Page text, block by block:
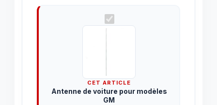
CET ARTICLE
Antenne de voiture pour modèles
GM